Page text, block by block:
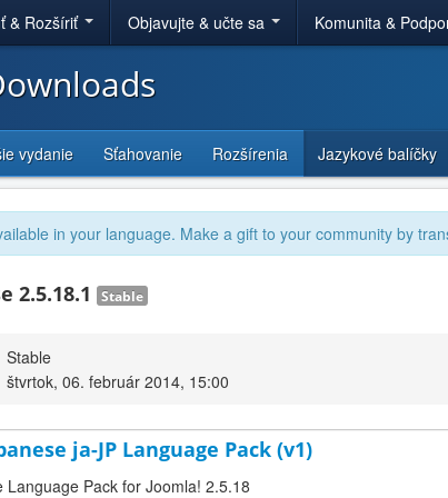
& Rozšíriť Objavujte & učte sa Komunita &
vydanie Sťahovanie Rozšírenia Jazykové balíčky
in your language. Make a gift to your community by
2.5.18.1 Stable
Stable
štvrtok, 06. február 2014, 15:00
ja-JP Language Pack (v1)
Pack for Joomla! 2.5.18